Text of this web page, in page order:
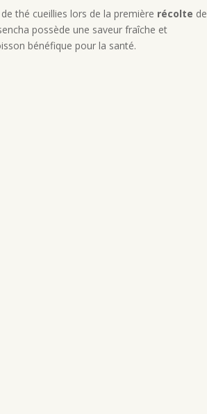
thé cueillies lors de la première récolte de
possède une saveur fraîche et
bénéfique pour la santé.